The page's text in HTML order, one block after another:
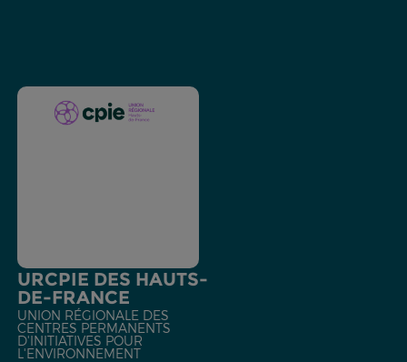
URCPIE DES HAUTS-
DE-FRANCE
UNION RÉGIONALE DES
CENTRES PERMANENTS
D'INITIATIVES POUR
L'ENVIRONNEMENT